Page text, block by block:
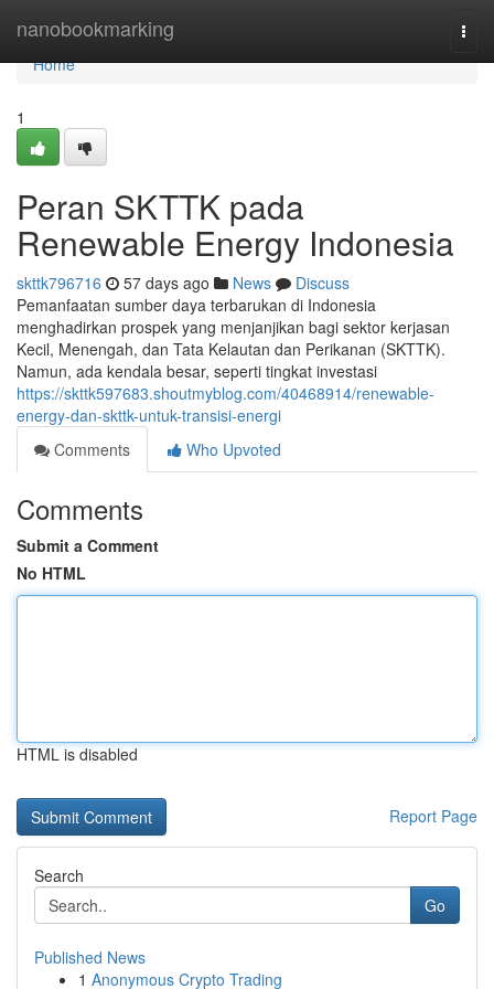
nanobookmarking
Home
Home
1
Peran SKTTK pada
Renewable Energy Indonesia
skttk796716 57 days ago News
Discuss
Pemanfaatan sumber daya terbarukan di Indonesia
menghadirkan prospek yang menjanjikan bagi sektor kerjasan
Kecil, Menengah, dan Tata Kelautan dan Perikanan (SKTTK).
Namun, ada kendala besar, seperti tingkat investasi
https://skttk597683.shoutmyblog.com/40468914/renewable-
energy-dan-skttk-untuk-transisi-energi
Comments
Who Upvoted
Comments
Submit a Comment
No HTML
HTML is disabled
Report Page
Search
Go
Published News
1 Anonymous Crypto Trading